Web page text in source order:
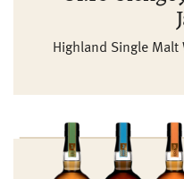
Highland Single Malt